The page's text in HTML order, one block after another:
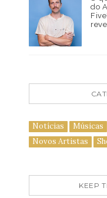
do
Notícias Músicas
Novos Artistas
KEEP